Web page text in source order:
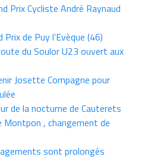
Prix Cycliste André Raynaud
de Puy l’Evèque (46)
du Soulor U23 ouvert aux
Josette Compagne pour
de la nocturne de Cauterets
, changement de
sont prolongés